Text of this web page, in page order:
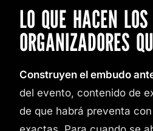
LO QUE HACEN LOS
ORGANIZADORES
Construyen el embudo
del evento, contenido de
de que habrá preventa